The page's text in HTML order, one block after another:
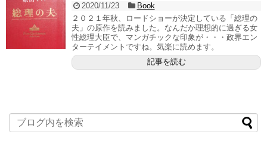
2020/11/23
Book
２０２１年秋、ロードショーが決定している「総理の
夫」の原作を読みました。なんだか理想的に過ぎる女
性総理大臣で、マンガチックな印象が・・・政界エン
ターテイメントですね。気楽に読めます。
記事を読む